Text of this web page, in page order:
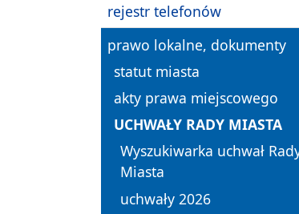
rejestr telefonów
prawo lokalne, dokumenty
statut miasta
akty prawa miejscowego
UCHWAŁY RADY MIASTA
Wyszukiwarka uchwał
Miasta
uchwały 2026